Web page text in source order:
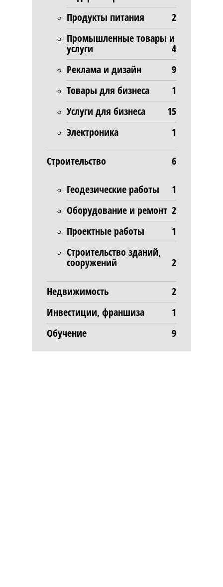
Продукты питания
2
Промышленные товары и
услуги
4
Реклама и дизайн
9
Товары для бизнеса
1
Услуги для бизнеса
15
Электроника
1
Строительство 6
Геодезические работы
1
Оборудование и ремонт 2
Проектные работы
1
Строительство зданий,
сооружений 2
Недвижимость
2
Инвестиции, франшиза
1
Обучение
9